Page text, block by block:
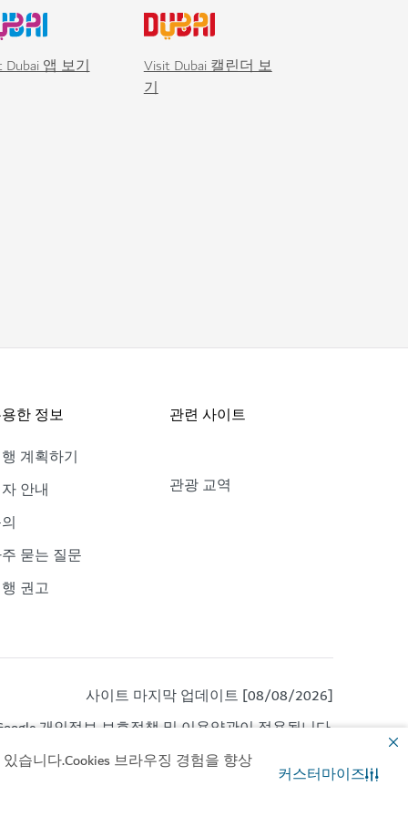
습니다.Cookies 브라우징 경험을 향상
커스터마이즈
Dubai 앱 보기
Visit Dubai 캘린더 보
기
한 정보
계획하기
안내
묻는 질문
권고
관련 사이트
관광 교역
사이트 마지막 업데이트 [08/08/2026]
개인정보 보호정책 및 이용약관이 적용됩니다.